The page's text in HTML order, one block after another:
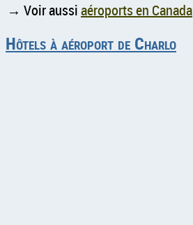
→ Voir aussiaéroports en Canada
Hôtels à aéroport de Charlo